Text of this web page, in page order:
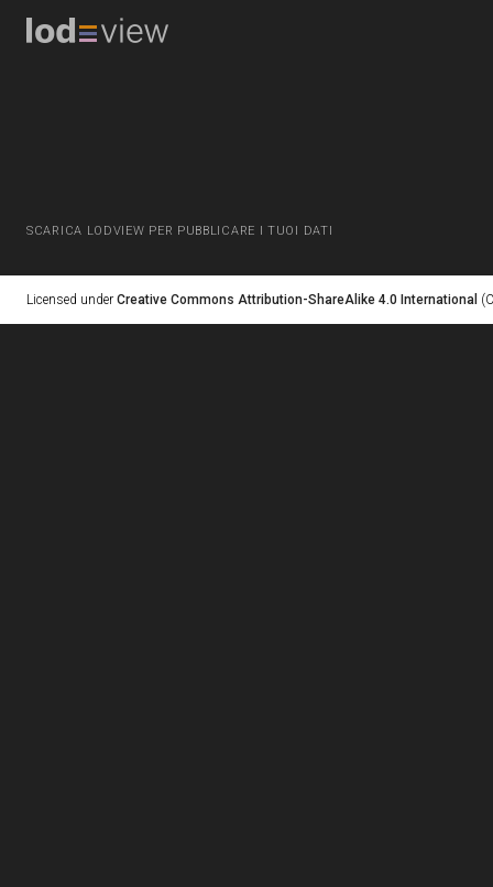
SCARICA LODVIEW PER PUBBLICARE I TUOI DATI
Licensed under Creative Commons Attribution-ShareAlike 4.0 International